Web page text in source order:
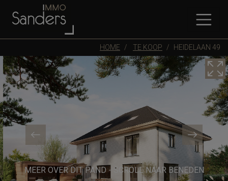
HOME TE KOOP HEIDELAAN 49
MEER OVER DIT PAND - SCROLL NAAR BENEDEN